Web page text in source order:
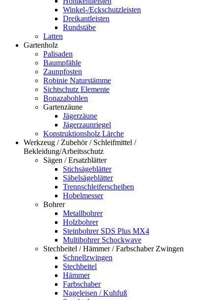
Winkel-/Eckschutzleisten
Dreikantleisten
Rundstäbe
Latten
Gartenholz
Palisaden
Baumpfähle
Zaunpfosten
Robinie Naturstämme
Sichtschutz Elemente
Bonazabohlen
Gartenzäune
Jägerzäune
Jägerzaunriegel
Konstruktionsholz Lärche
Werkzeug / Zubehör / Schleifmittel /
Bekleidung/Arbeitsschutz
Sägen / Ersatzblätter
Stichsägeblätter
Säbelsägeblätter
Trennschleiferscheiben
Hobelmesser
Bohrer
Metallbohrer
Holzbohrer
Steinbohrer SDS Plus MX4
Multibohrer Schockwave
Stechbeitel / Hämmer / Farbschaber Zwingen
Schnellzwingen
Stechbeitel
Hämmer
Farbschaber
Nageleisen / Kuhfuß